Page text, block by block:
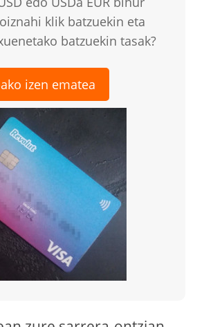
klik batzuekin eta
batzuekin tasak?
izen ematea